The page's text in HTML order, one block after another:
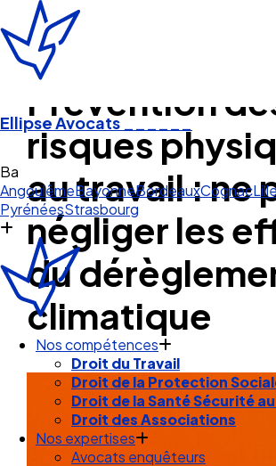
Ellipse Avocats ______
Bayonne
AngoulêmeBayonneBordeauxCognac
PyrénéesStrasbourg
Nos compétences
Droit du Travail
Droit de la Protection
Droit de la Santé Sécurité
Droit des Associations
Nos expertises
Avocats enquêteurs
Prévention
risques
au travail : ne
négliger les
du
climatique